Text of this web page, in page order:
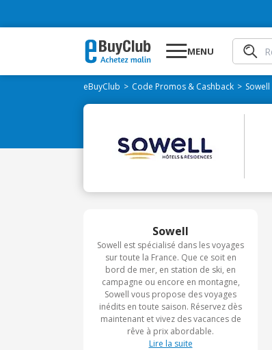
MENU
eBuyClub Code Promos & Cashback Sowell
Sowell
Sowell est spécialisé dans les voyages
sur toute la France. Que ce soit en
bord de mer, en station de ski, en
campagne ou encore en montagne,
Sowell vous propose des voyages
inédits en toute saison. Réservez dès
maintenant et vivez des vacances de
rêve à prix abordable.
Lire la suite